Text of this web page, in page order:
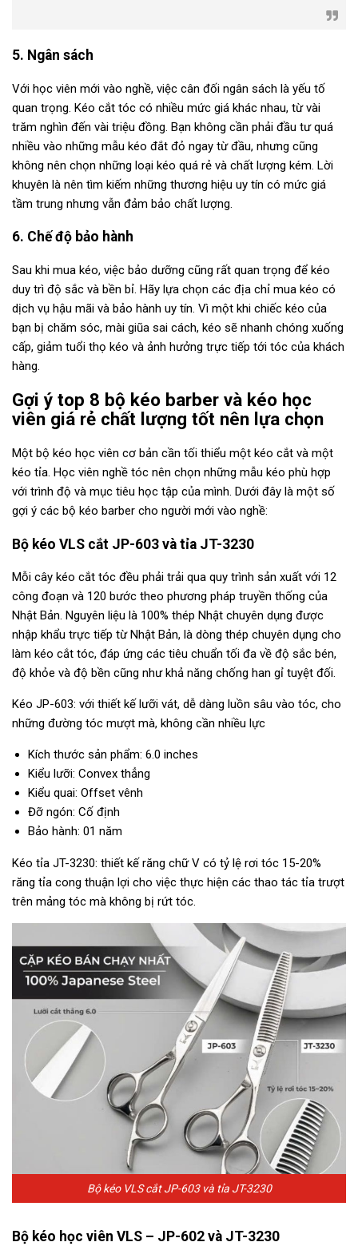
5. Ngân sách
Với học viên mới vào nghề, việc cân đối ngân sách là yếu tố
quan trọng. Kéo cắt tóc có nhiều mức giá khác nhau, từ vài
trăm nghìn đến vài triệu đồng. Bạn không cần phải đầu tư quá
nhiều vào những mẫu kéo đắt đỏ ngay từ đầu, nhưng cũng
không nên chọn những loại kéo quá rẻ và chất lượng kém. Lời
khuyên là nên tìm kiếm những thương hiệu uy tín có mức giá
tầm trung nhưng vẫn đảm bảo chất lượng.
6. Chế độ bảo hành
Sau khi mua kéo, việc bảo dưỡng cũng rất quan trọng để kéo
duy trì độ sắc và bền bỉ. Hãy lựa chọn các địa chỉ mua kéo có
dịch vụ hậu mãi và bảo hành uy tín. Vì một khi chiếc kéo của
bạn bị chăm sóc, mài giũa sai cách, kéo sẽ nhanh chóng xuống
cấp, giảm tuổi thọ kéo và ảnh hưởng trực tiếp tới tóc của khách
hàng.
Gợi ý top 8 bộ kéo barber và kéo học
viên giá rẻ chất lượng tốt nên lựa chọn
Một bộ kéo học viên cơ bản cần tối thiểu một kéo cắt và một
kéo tỉa. Học viên nghề tóc nên chọn những mẫu kéo phù hợp
với trình độ và mục tiêu học tập của mình. Dưới đây là một số
gợi ý các bộ kéo barber cho người mới vào nghề:
Bộ kéo VLS cắt JP-603 và tỉa JT-3230
Mỗi cây kéo cắt tóc đều phải trải qua quy trình sản xuất với 12
công đoạn và 120 bước theo phương pháp truyền thống của
Nhật Bản. Nguyên liệu là 100% thép Nhật chuyên dụng được
nhập khẩu trực tiếp từ Nhật Bản, là dòng thép chuyên dụng cho
làm kéo cắt tóc, đáp ứng các tiêu chuẩn tối đa về độ sắc bén,
độ khỏe và độ bền cũng như khả năng chống han gỉ tuyệt đối.
Kéo JP-603: với thiết kế lưỡi vát, dễ dàng luồn sâu vào tóc, cho
những đường tóc mượt mà, không cần nhiều lực
Kích thước sản phẩm: 6.0 inches
Kiểu lưỡi: Convex thẳng
Kiểu quai: Offset vênh
Đỡ ngón: Cố định
Bảo hành: 01 năm
Kéo tỉa JT-3230: thiết kế răng chữ V có tỷ lệ rơi tóc 15-20%
răng tỉa cong thuận lợi cho việc thực hiện các thao tác tỉa trượt
trên mảng tóc mà không bị rứt tóc.
Bộ kéo VLS cắt JP-603 và tỉa JT-3230
Bộ kéo học viên VLS – JP-602 và JT-3230